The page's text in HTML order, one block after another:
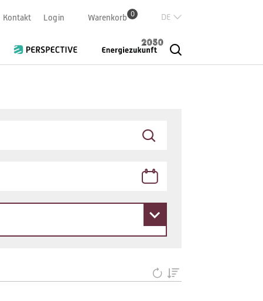
Kontakt Login Warenkorb 0
English